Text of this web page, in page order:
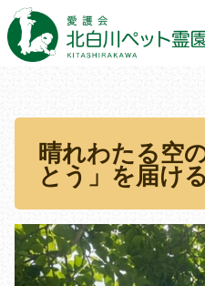
晴れわたる空
とう」を届ける